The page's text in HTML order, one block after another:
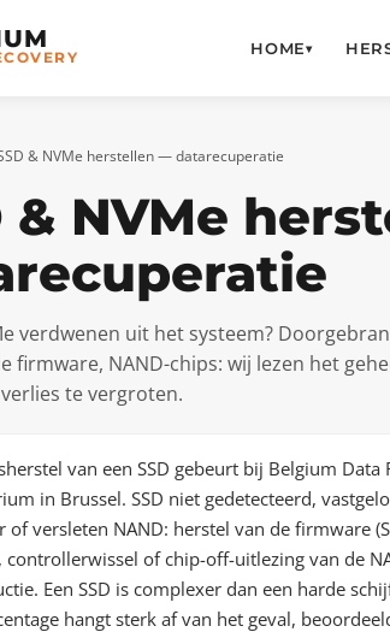
HOME▾
& NVMe herstellen — datarecuperatie
& NVMe
verdwenen uit het systeem?
firmware, NAND-chips: wij lezen het
te vergroten.
van een SSD gebeurt bij Belgium Data
in Brussel. SSD niet gedetecteerd,
of versleten NAND: herstel van de firmware
controllerwissel of chip-off-uitlezing van de
Een SSD is complexer dan een harde
hangt sterk af van het geval,